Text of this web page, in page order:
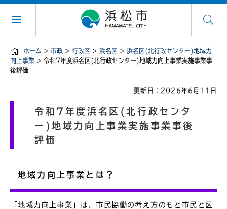
ホーム > 市政 > 行政区 > 浜名区 > 浜名区(北行政センター)地域力
向上事業 > 令和7年度浜名区(北行政センター)地域力向上事業実施事業事
後評価
更新日：2026年6月11日
令和7年度浜名区(北行政センタ
ー)地域力向上事業実施事業事後
評価
地域力向上事業とは？
「地域力向上事業」は、市民協働の考え方のもと市民と区